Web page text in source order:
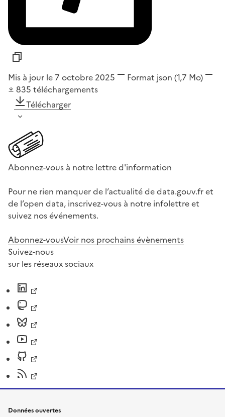
Mis à jour le 7 octobre 2025 Format json (1,7 Mo)
835 téléchargements
Télécharger
Abonnez-vous à notre lettre d'information
Pour ne rien manquer de l’actualité de data.gouv.fr et
de l’open data, inscrivez-vous à notre infolettre et
suivez nos événements.
Abonnez-vousVoir nos prochains évènements
Suivez-nous
sur les réseaux sociaux
Données ouvertes